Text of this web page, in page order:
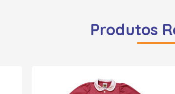
Produtos